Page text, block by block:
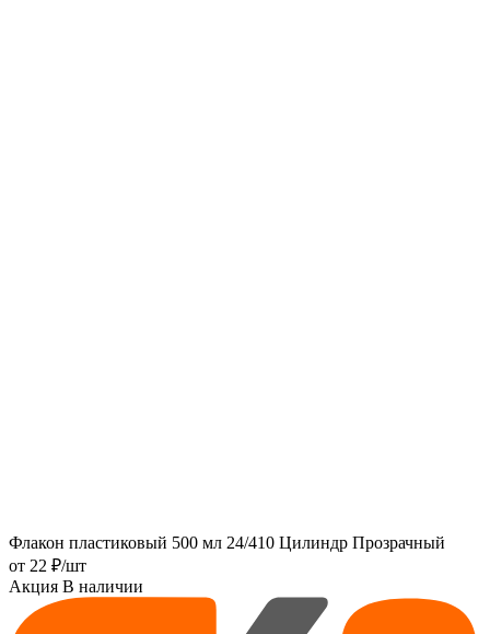
Флакон пластиковый 500 мл 24/410 Цилиндр Прозрачный
от 22 ₽/шт
Акция В наличии